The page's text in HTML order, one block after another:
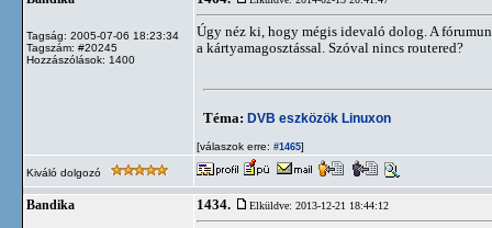
Tagság: 2005-07-06 18:23:34
Tagszám: #20245
Hozzászólások: 1400
Úgy néz ki, hogy mégis idevaló dolog. A
a kártyamagosztással. Szóval nincs routered?
Téma: DVB eszközök Linuxon
[válaszok erre: #1465]
Kiváló dolgozó
Bandika 1434. Elküldve: 2013-12-21 18:44:12